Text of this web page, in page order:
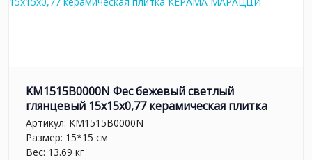
KM1515B0000N Фес бежевый светлый
глянцевый 15x15x0,77 керамическая плитка
Артикул: KM1515B0000N
Размер: 15*15 см
Вес: 13.69 кг